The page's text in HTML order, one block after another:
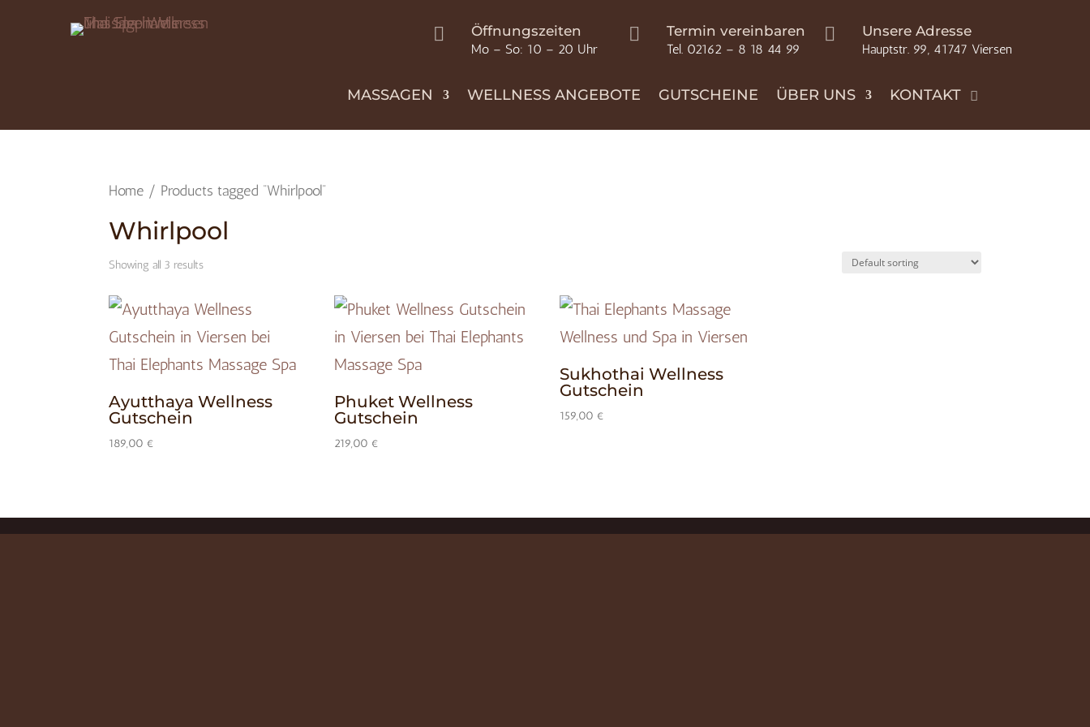
 Öffnungszeiten
Mo – So: 10 – 20 Uhr
 Termin vereinbaren
Tel. 02162 – 8 18 44 99
 Unsere Adresse
Hauptstr. 99, 41747 Viersen
MASSAGEN WELLNESS ANGEBOTE GUTSCHEINE ÜBER UNS KONTAKT
Home / Products tagged “Whirlpool”
Whirlpool
Showing all 3 results
Ayutthaya Wellness
Gutschein
189,00 €
Phuket Wellness
Gutschein
219,00 €
Sukhothai Wellness
Gutschein
159,00 €